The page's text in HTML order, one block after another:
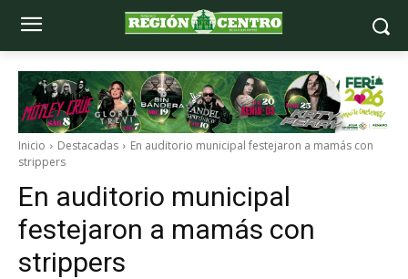
Inicio Destacadas
En auditorio municipal festejaron a mamás con
strippers
En auditorio municipal
festejaron a mamás con
strippers